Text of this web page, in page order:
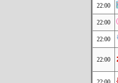
22:00
22:00
22:00
22:00